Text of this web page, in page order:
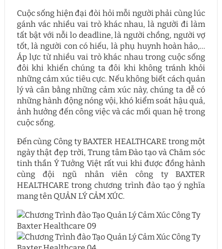
Cuộc sống hiện đại đòi hỏi mỗi người phải cùng lúc
gánh vác nhiều vai trò khác nhau, là người đi làm
tất bật với nỗi lo deadline, là người chồng, người vợ
tốt, là người con có hiếu, là phụ huynh hoàn hảo,…
Áp lực từ nhiều vai trò khác nhau trong cuộc sống
đôi khi khiến chúng ta đôi khi không tránh khỏi
những cảm xúc tiêu cực. Nếu không biết cách quản
lý và cân bằng những cảm xúc này, chúng ta dễ có
những hành động nóng vội, khó kiểm soát hậu quả,
ảnh hưởng đến công việc và các mối quan hệ trong
cuộc sống.
Đến cùng Công ty BAXTER HEALTHCARE trong một
ngày thật đẹp trời, Trung tâm Đào tạo và Chăm sóc
tinh thần Ý Tưởng Việt rất vui khi được đồng hành
cùng đội ngũ nhân viên công ty BAXTER
HEALTHCARE trong chương trình đào tạo ý nghĩa
mang tên QUẢN LÝ CẢM XÚC.